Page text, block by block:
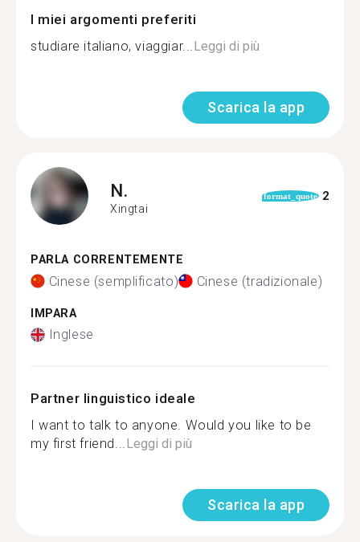
I miei argomenti preferiti
studiare italiano, viaggiar...Leggi di più
Scarica la app
N.
Xingtai
format_quote 2
PARLA CORRENTEMENTE
Cinese (semplificato) Cinese (tradizionale)
IMPARA
Inglese
Partner linguistico ideale
I want to talk to anyone. Would you like to be
my first friend...Leggi di più
Scarica la app